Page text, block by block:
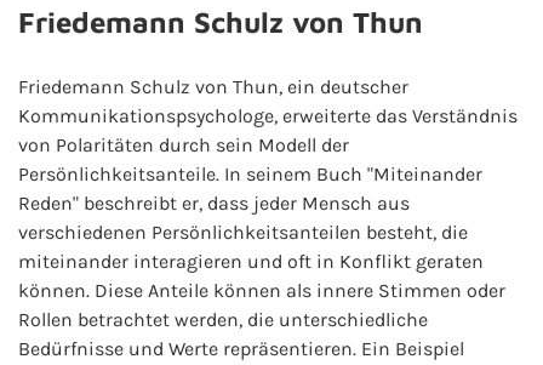
Friedemann Schulz von Thun
Friedemann Schulz von Thun, ein deutscher
Kommunikationspsychologe, erweiterte das Verständnis
von Polaritäten durch sein Modell der
Persönlichkeitsanteile. In seinem Buch "Miteinander
Reden" beschreibt er, dass jeder Mensch aus
verschiedenen Persönlichkeitsanteilen besteht, die
miteinander interagieren und oft in Konflikt geraten
können. Diese Anteile können als innere Stimmen oder
Rollen betrachtet werden, die unterschiedliche
Bedürfnisse und Werte repräsentieren. Ein Beispiel